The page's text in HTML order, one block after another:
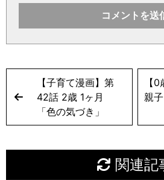
【子育て漫画】第
42話 2歳 1ヶ月
「色の気づき」
【
親
関連記